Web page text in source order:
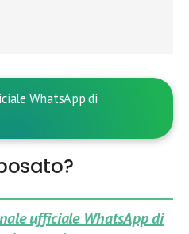
WhatsApp di
ufficiale WhatsApp di